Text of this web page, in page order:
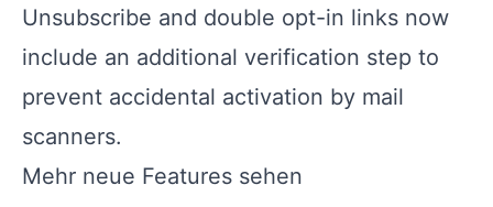
Unsubscribe and double opt-in links now
include an additional verification step to
prevent accidental activation by mail
scanners.
Mehr neue Features sehen